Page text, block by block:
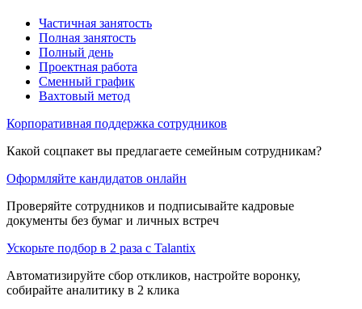
Частичная занятость
Полная занятость
Полный день
Проектная работа
Сменный график
Вахтовый метод
Корпоративная поддержка сотрудников
Какой соцпакет вы предлагаете семейным сотрудникам?
Оформляйте кандидатов онлайн
Проверяйте сотрудников и подписывайте кадровые
документы без бумаг и личных встреч
Ускорьте подбор в 2 раза с Talantix
Автоматизируйте сбор откликов, настройте воронку,
собирайте аналитику в 2 клика